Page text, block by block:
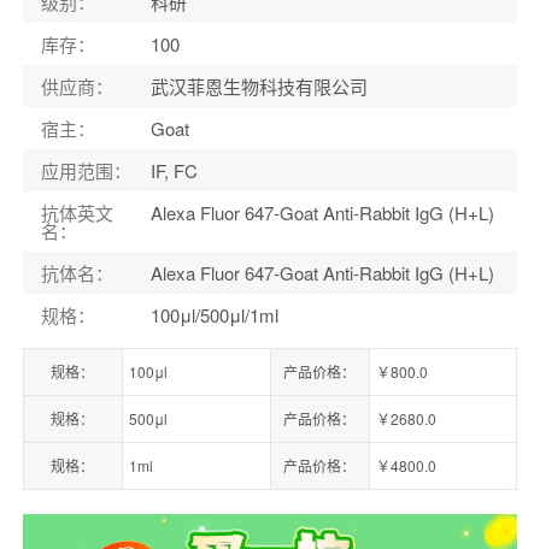
库存：
100
供应商：
武汉菲恩生物科技有限公司
宿主：
Goat
应用范围：
IF, FC
抗体英文
名：
Alexa Fluor 647-Goat Anti-Rabbit IgG (H+L)
抗体名：
Alexa Fluor 647-Goat Anti-Rabbit IgG (H+L)
规格： 100μl/500μl/1ml
规格： 100μl 产品价格： ￥800.0
规格： 500μl 产品价格： ￥2680.0
规格： 1ml 产品价格： ￥4800.0